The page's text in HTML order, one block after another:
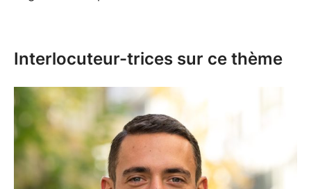
Interlocuteur-trices sur ce thème